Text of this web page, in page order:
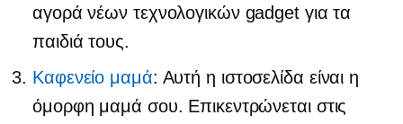
αγορά νέων τεχνολογικών gadget για τα
παιδιά τους.
Καφενείο μαμά: Αυτή η ιστοσελίδα είναι η
όμορφη μαμά σου. Επικεντρώνεται στις